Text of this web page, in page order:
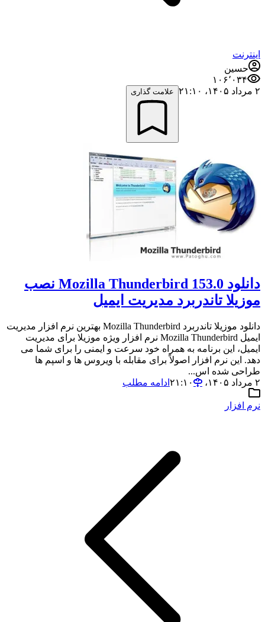
اینترنت
حسین
۱۰۶٬۰۳۴
۲ مرداد ۱۴۰۵،‏ ۲۱:۱۰
علامت گذاری
دانلود Mozilla Thunderbird 153.0 نصب
موزیلا تاندربرد مدیریت ایمیل
دانلود موزیلا تاندربرد Mozilla Thunderbird بهترین نرم افزار مدیریت
ایمیل Mozilla Thunderbird نرم افزار ویژه موزیلا برای مدیریت
ایمیل، این برنامه به همراه خود سرعت و ایمنی را برای شما می
دهد. این نرم افزار اصولاً برای مقابله با ویروس ها و اسپم ها
طراحی شده اس...
۲ مرداد ۱۴۰۵،‏ ۲۱:۱۰
ادامه مطلب
نرم افزار